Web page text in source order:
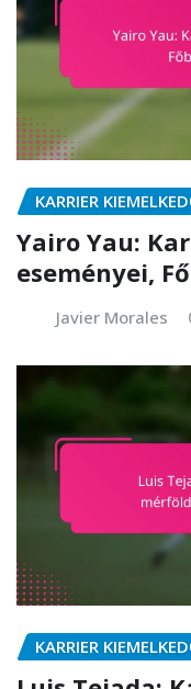
KARRIER
Yairo Yau:
eseményei,
Javier Morales
KARRIER